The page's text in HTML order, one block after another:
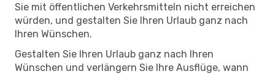
Sie mit öffentlichen Verkehrsmitteln nicht erreichen
würden, und gestalten Sie Ihren Urlaub ganz nach
Ihren Wünschen.
Gestalten Sie Ihren Urlaub ganz nach Ihren
Wünschen und verlängern Sie Ihre Ausflüge, wann